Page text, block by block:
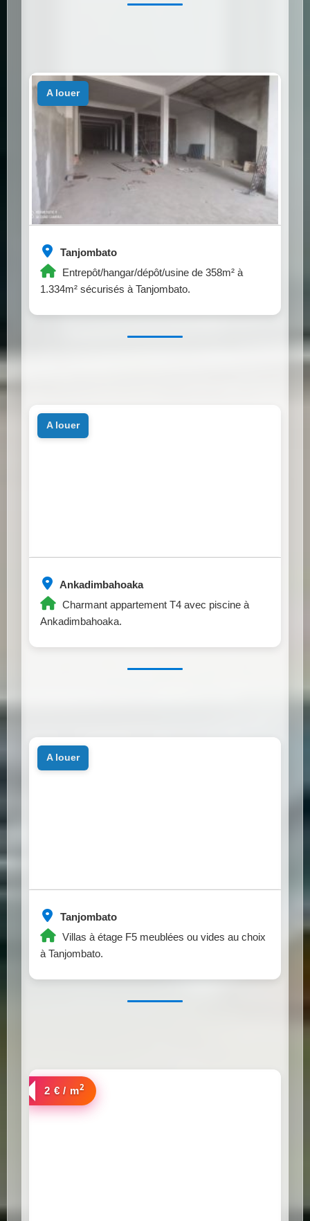
Tanjombato
Entrepôt/hangar/dépôt/usine de 358m² à
1.334m² sécurisés à Tanjombato.
a louer
Ankadimbahoaka
Charmant appartement T4 avec piscine à
Ankadimbahoaka.
a louer
Tanjombato
Villas à étage F5 meublées ou vides au choix
à Tanjombato.
a louer
a louer
2 € / m2